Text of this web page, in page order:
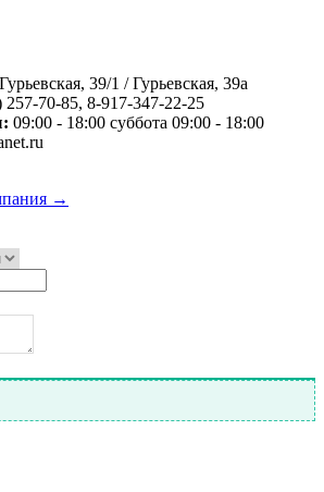
39/1 / Гурьевская, 39а
257-70-85, 8-917-347-22-25
09:00 - 18:00 суббота 09:00 - 18:00
→